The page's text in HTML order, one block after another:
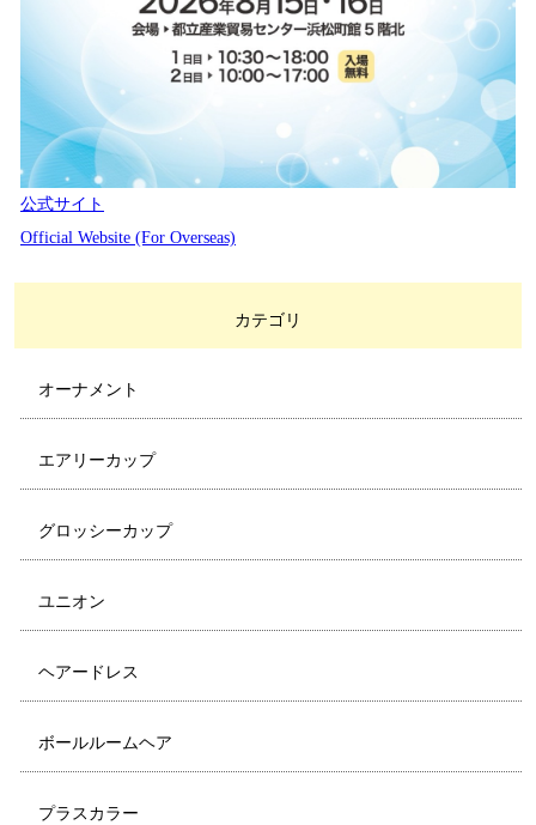
公式サイト
Official Website (For Overseas)
カテゴリ
オーナメント
エアリーカップ
グロッシーカップ
ユニオン
ヘアードレス
ボールルームヘア
プラスカラー